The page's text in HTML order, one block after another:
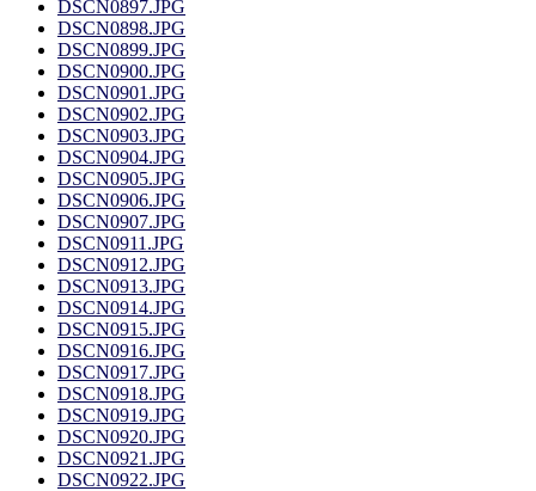
DSCN0897.JPG
DSCN0898.JPG
DSCN0899.JPG
DSCN0900.JPG
DSCN0901.JPG
DSCN0902.JPG
DSCN0903.JPG
DSCN0904.JPG
DSCN0905.JPG
DSCN0906.JPG
DSCN0907.JPG
DSCN0911.JPG
DSCN0912.JPG
DSCN0913.JPG
DSCN0914.JPG
DSCN0915.JPG
DSCN0916.JPG
DSCN0917.JPG
DSCN0918.JPG
DSCN0919.JPG
DSCN0920.JPG
DSCN0921.JPG
DSCN0922.JPG